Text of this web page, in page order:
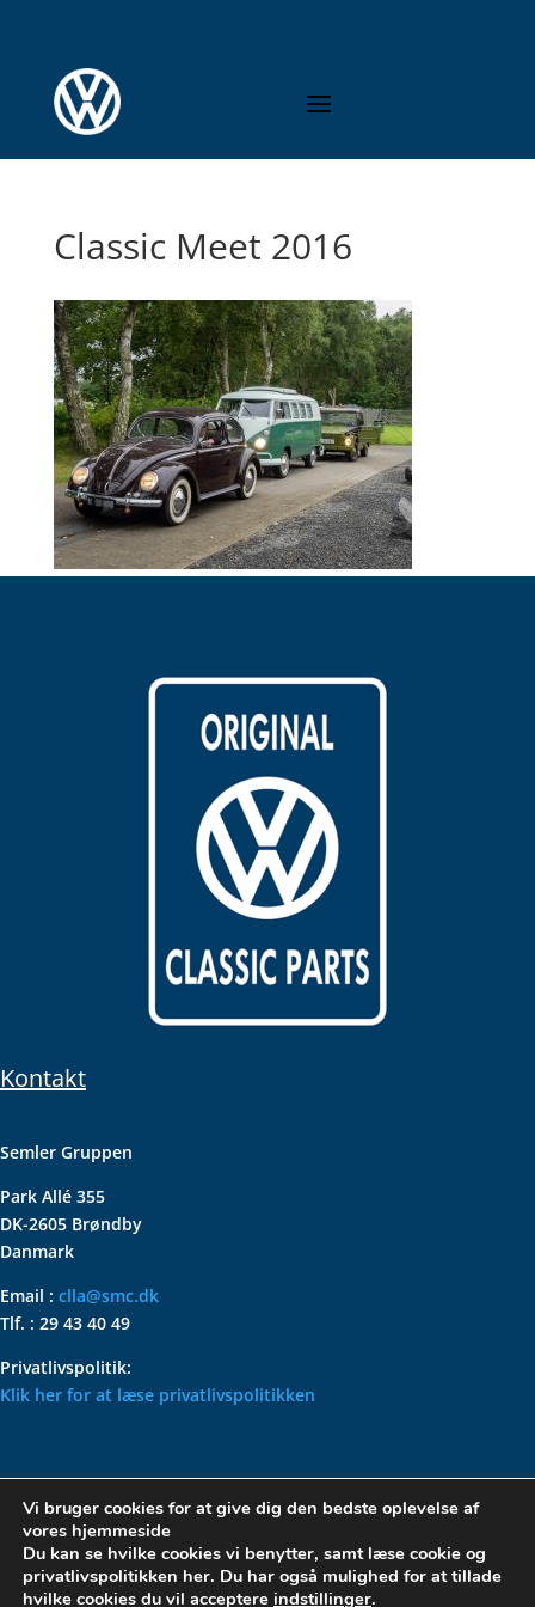
Classic Meet 2016
Kontakt
Semler Gruppen
Park Allé 355
DK-2605 Brøndby
Danmark
Email : clla@smc.dk
Tlf. : 29 43 40 49
Privatlivspolitik:
Klik her for at læse privatlivspolitikken
VOLKSWAGEN CLASSIC
PARTS – HOLDER DIN
KLASSISKE VOLKSWAGEN I
TOPFORM
Vi bruger cookies for at give dig den bedste oplevelse af
vores hjemmeside
Du kan se hvilke cookies vi benytter, samt læse cookie og
privatlivspolitikken her. Du har også mulighed for at tillade
hvilke cookies du vil acceptere indstillinger.